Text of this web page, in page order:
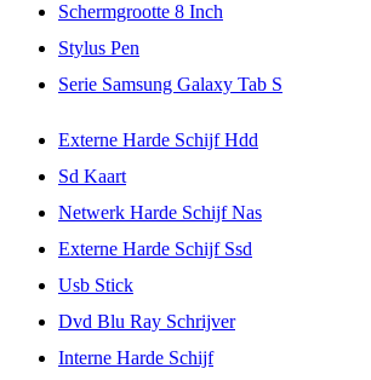
Schermgrootte 8 Inch
Stylus Pen
Serie Samsung Galaxy Tab S
Externe Harde Schijf Hdd
Sd Kaart
Netwerk Harde Schijf Nas
Externe Harde Schijf Ssd
Usb Stick
Dvd Blu Ray Schrijver
Interne Harde Schijf